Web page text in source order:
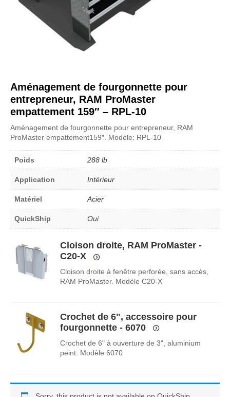
Aménagement de fourgonnette pour
entrepreneur, RAM ProMaster
empattement 159″ – RPL-10
Aménagement de fourgonnette pour entrepreneur, RAM
ProMaster empattement159″. Modèle: RPL-10
Poids 288 lb
Application Intérieur
Matériel Acier
QuickShip Oui
Cloison droite, RAM ProMaster -
C20-X
Cloison droite à fenêtre perforée, sans accès,
RAM ProMaster. Modèle C20-X
Crochet de 6", accessoire pour
fourgonnette - 6070
Crochet de 6" à ouverture de 3", aluminium
peint. Modèle 6070